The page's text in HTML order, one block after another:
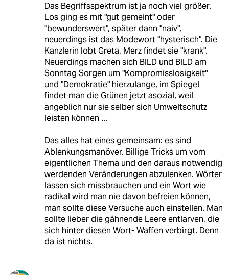
Das Begriffsspektrum ist ja noch viel größer.
Los ging es mit "gut gemeint" oder
"bewunderswert", später dann "naiv",
neuerdings ist das Modewort "hysterisch". Die
Kanzlerin lobt Greta, Merz findet sie "krank".
Neuerdings machen sich BILD und BILD am
Sonntag Sorgen um "Kompromisslosigkeit"
und "Demokratie" hierzulange, im Spiegel
findet man die Grünen jetzt asozial, weil
angeblich nur sie selber sich Umweltschutz
leisten können ...
Das alles hat eines gemeinsam: es sind
Ablenkungsmanöver. Billige Tricks um vom
eigentlichen Thema und den daraus notwendig
werdenden Veränderungen abzulenken. Wörter
lassen sich missbrauchen und ein Wort wie
radikal wird man nie davon befreien können,
man sollte diese Versuche auch einstellen. Man
sollte lieber die gähnende Leere entlarven, die
sich hinter diesen Wort- Waffen verbirgt. Denn
da ist nichts.